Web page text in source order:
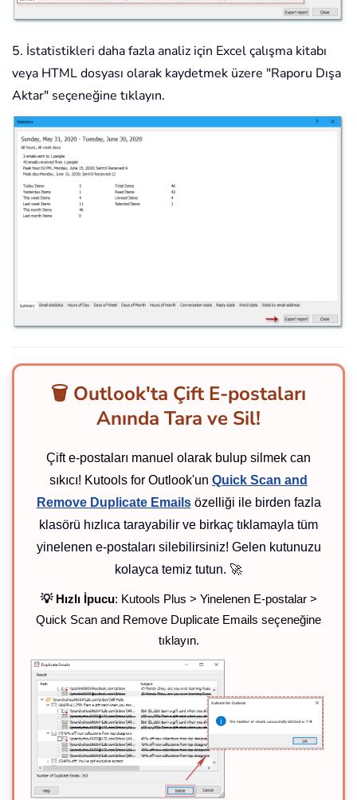
5. İstatistikleri daha fazla analiz için Excel çalışma kitabı
veya HTML dosyası olarak kaydetmek üzere "Raporu Dışa
Aktar" seçeneğine tıklayın.
🗑️ Outlook'ta Çift E-postaları
Anında Tara ve Sil!
Çift e-postaları manuel olarak bulup silmek can
sıkıcı! Kutools for Outlook'un Quick Scan and
Remove Duplicate Emails özelliği ile birden fazla
klasörü hızlıca tarayabilir ve birkaç tıklamayla tüm
yinelenen e-postaları silebilirsiniz! Gelen kutunuzu
kolayca temiz tutun. 🚀
💡 Hızlı İpucu: Kutools Plus > Yinelenen E-postalar >
Quick Scan and Remove Duplicate Emails seçeneğine
tıklayın.